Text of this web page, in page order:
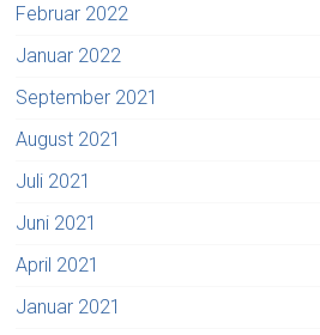
Februar 2022
Januar 2022
September 2021
August 2021
Juli 2021
Juni 2021
April 2021
Januar 2021